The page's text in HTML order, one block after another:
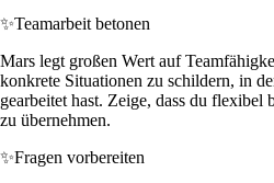
✨Teamarbeit betonen
Mars legt großen Wert auf
konkrete Situationen zu schildern, in
gearbeitet hast. Zeige, dass du flexibel
zu übernehmen.
✨Fragen vorbereiten